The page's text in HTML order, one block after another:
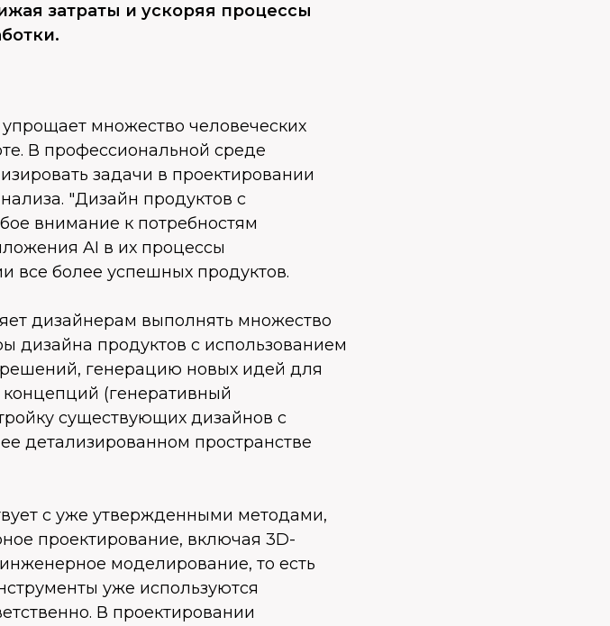
затраты и ускоряя процессы
множество человеческих
В профессиональной среде
задачи в проектировании
"Дизайн продуктов с
внимание к потребностям
AI в их процессы
все более успешных продуктов.
дизайнерам выполнять множество
дизайна продуктов с использованием
генерацию новых идей для
(генеративный
существующих дизайнов с
детализированном пространстве
с уже утвержденными методами,
проектирование, включая 3D-
моделирование, то есть
уже используются
В проектировании